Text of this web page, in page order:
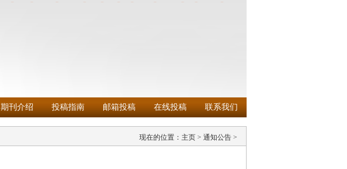
期刊介绍 投稿指南 邮箱投稿 在线投稿 联系我们
现在的位置： 主页> 通知公告>